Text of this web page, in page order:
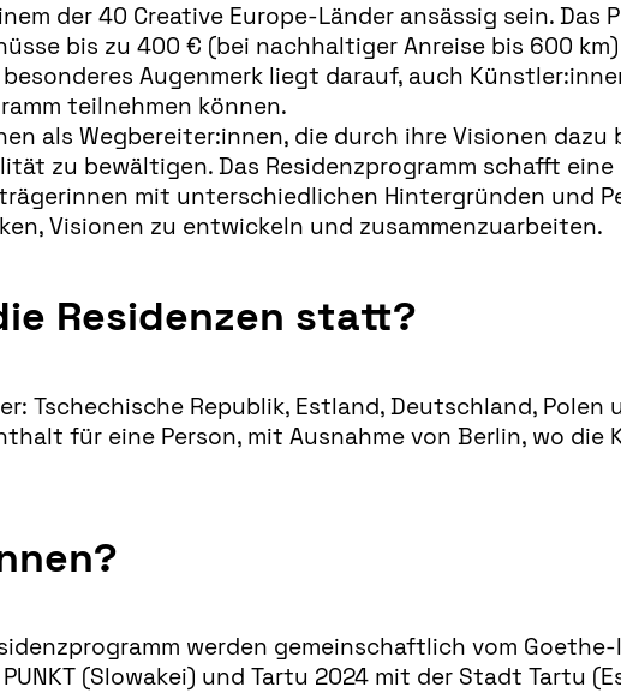
der 40 Creative Europe-Länder ansässig sein. Das
bis zu 400 € (bei nachhaltiger Anreise bis 600
Augenmerk liegt darauf, auch
teilnehmen können.
als Wegbereiter:innen, die durch ihre Visionen dazu
zu bewältigen. Das Residenzprogramm schafft
mit unterschiedlichen Hintergründen und
Visionen zu entwickeln und zusammenzuarbeiten.
Residenzen statt?
Tschechische Republik, Estland, Deutschland, Polen
für eine Person, mit Ausnahme von Berlin, wo die
werden gemeinschaftlich vom
(Slowakei) und Tartu 2024 mit der Stadt Tartu